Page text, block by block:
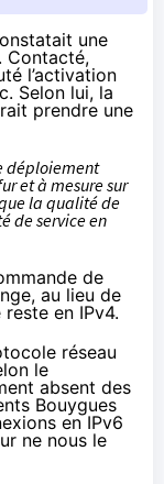
une
Contacté,
l’activation
Selon lui, la
prendre une
déploiement
et à mesure sur
la qualité de
de service en
de
au lieu de
en IPv4.
réseau
le
absent des
Bouygues
en IPv6
ne nous le